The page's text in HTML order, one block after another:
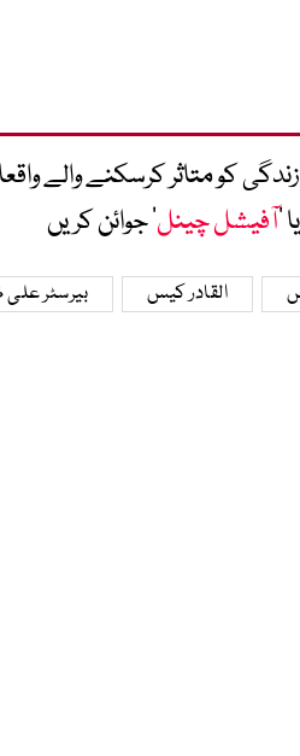
زندگی کو متاثر کرسکنے والے
’آفیشل چینل‘ جوائن کریں
القادر کیس بیرسٹر علی